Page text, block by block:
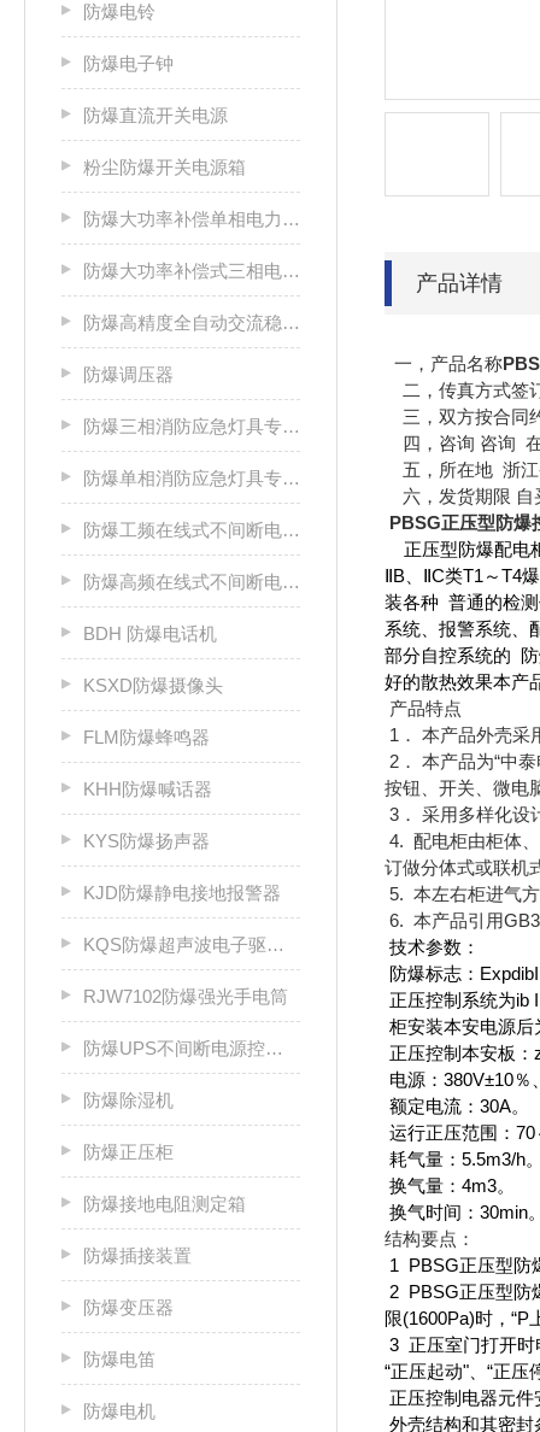
防爆电铃
防爆电子钟
防爆直流开关电源
粉尘防爆开关电源箱
防爆大功率补偿单相电力稳压器
防爆大功率补偿式三相电力稳压器
防爆高精度全自动交流稳压电源
防爆调压器
防爆三相消防应急灯具专用应急电源箱
防爆单相消防应急灯具专用应急电源箱
防爆工频在线式不间断电源箱
防爆高频在线式不间断电源箱
BDH 防爆电话机
KSXD防爆摄像头
FLM防爆蜂鸣器
KHH防爆喊话器
KYS防爆扬声器
KJD防爆静电接地报警器
KQS防爆超声波电子驱鼠器
RJW7102防爆强光手电筒
防爆UPS不间断电源控制柜
防爆除湿机
防爆正压柜
防爆接地电阻测定箱
防爆插接装置
防爆变压器
防爆电笛
防爆电机
产品详情
一，产品名称
二，传真方式签
三，双方按合同
四，咨询 咨询
五，所在地 浙江
六，发货期限 自
PBSG正压型防爆
正压型防爆配电
ⅡB、ⅡC类T1～T4
装各种 普通的检
系统、报警系统、
部分自控系统的
好的散热效果本产
产品特点
1． 本产品外壳采
2． 本产品为“中
按钮、开关、微电
3． 采用多样化设
4. 配电柜由柜体
订做分体式或联机
5. 本左右柜进气
6. 本产品引用
技术参数：
防爆标志：
正压控制系统为ib
柜安装本安电源后
正压控制本安板
电源：380V±10％
额定电流：30A。
运行正压范围：70
耗气量：5.5m3/h
换气量：4m3。
换气时间：30min
结构要点：
1 PBSG正压型防
2 PBSG正压型防
限(1600Pa)时，
3 正压室门打开时
“正压起动"、“正
正压控制电器元
外壳结构和其密